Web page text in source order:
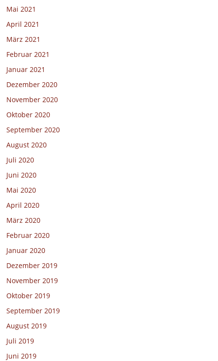
Mai 2021
April 2021
März 2021
Februar 2021
Januar 2021
Dezember 2020
November 2020
Oktober 2020
September 2020
August 2020
Juli 2020
Juni 2020
Mai 2020
April 2020
März 2020
Februar 2020
Januar 2020
Dezember 2019
November 2019
Oktober 2019
September 2019
August 2019
Juli 2019
Juni 2019